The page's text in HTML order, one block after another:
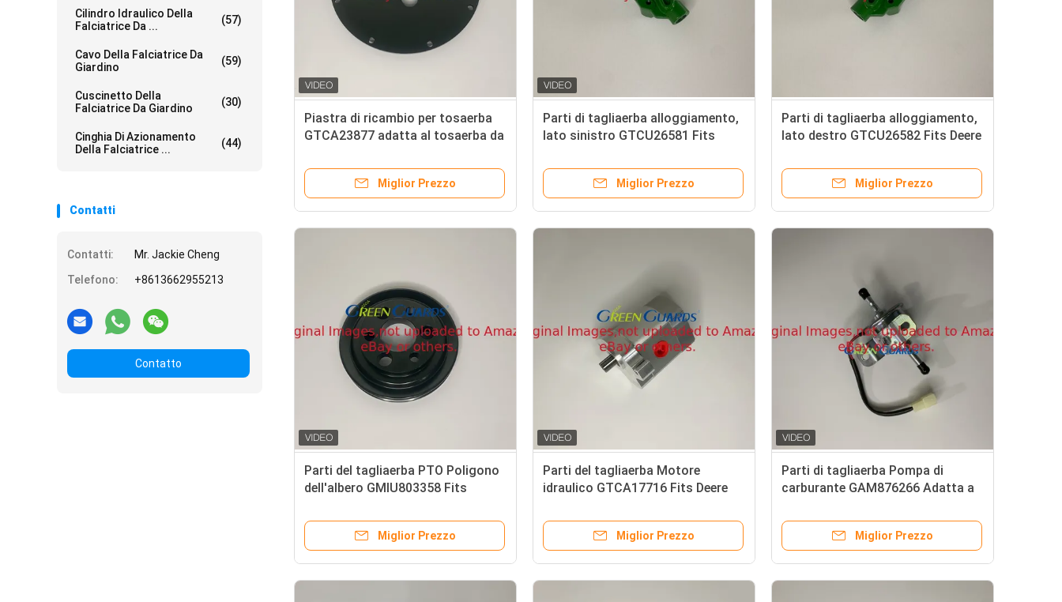
Cilindro Idraulico Della
Falciatrice Da ...
(57)
Cavo Della Falciatrice Da
Giardino
(59)
Cuscinetto Della
Falciatrice Da Giardino
(30)
Cinghia Di Azionamento
Della Falciatrice ...
(44)
Contatti
Contatti:
Mr. Jackie Cheng
Telefono:
+8613662955213
Contatto
Piastra di ricambio per tosaerba
GTCA23877 adatta al tosaerba da
tosaerba da fairway ibrido E-Cut
Miglior Prezzo
Parti di tagliaerba alloggiamento,
lato sinistro GTCU26581 Fits
Miglior Prezzo
Parti di tagliaerba alloggiamento,
lato destro GTCU26582 Fits Deere
Miglior Prezzo
Parti del tagliaerba PTO Poligono
dell'albero GMIU803358 Fits
Miglior Prezzo
Parti del tagliaerba Motore
idraulico GTCA17716 Fits Deere
Miglior Prezzo
Parti di tagliaerba Pompa di
carburante GAM876266 Adatta a
rotante
Miglior Prezzo